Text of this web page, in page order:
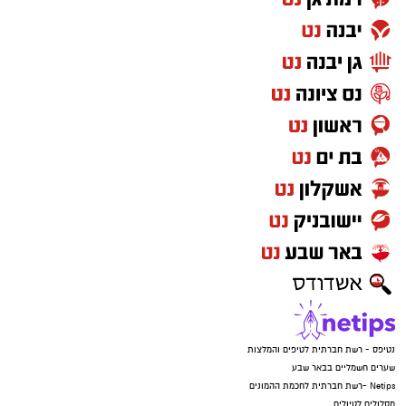
איימו על הקורבנות שאם ידברו הם יגיעו עד לביתם,
זרקו את הטלפונים ונמלטו מהמקום.
קרדיט: משטרת ישראל
המשפחה נמצאת כעת בשבר מוחלט. "אני גמורה,
מרוסקת", זועקת האם. "מיום ליום אני מתרסקת
יותר. הבן שלי בטראומה, הוא לא מוכן לחזור
נטיפס - רשת חברתית לטיפים והמלצות
שערים חשמליים בבאר שבע
מסלולים לטיולים
עורך דין באשדוד
קריית גת נט
חולון נט